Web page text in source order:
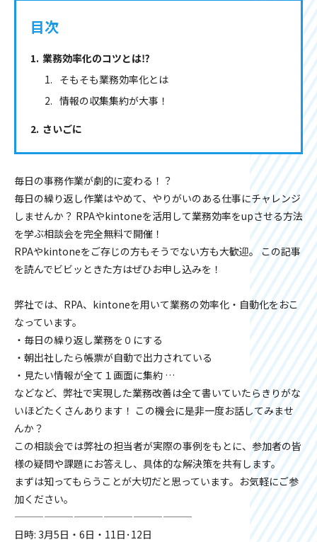
目次
業務効率化のコツとは⁉
そもそも業務効率化とは
情報の収集集約が大事！
さいごに
毎日の事務作業が劇的に変わる！？
毎日の繰り返し作業はやめて、やりがいのある仕事にチャレンジ
しませんか？ RPAやkintoneを活用して業務効率をupさせる方法
を学ぶ相談会を完全無料で開催！
RPAやkintoneをご存じの方もそうでない方も大歓迎。 この記事
を読んでビビッときた方はぜひお申し込みを！
弊社では、RPA、kintoneを用いて業務の効率化・自動化をおこ
なっています。
・毎日の繰り返し業務を０にする
・朝出社したら帳票が自動で出力されている
・見たい情報が全て１画面に集約 …
などなど、弊社で実現した業務改善は全て書いていたらきりがな
いほどたくさんあります！ この機会に是非一度お話してみませ
んか？
この相談会では弊社の担当者が実際の事例をもとに、参加者の皆
様の疑問や課題にお答えし、具体的な解決策を共有します。
まずは知ってもらうことが大切だと思っています。お気軽にご参
加ください。
——————————————————
日時: 3月5日・6日・11日･12日